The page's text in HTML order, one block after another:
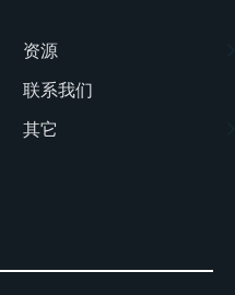
资源
联系我们
其它